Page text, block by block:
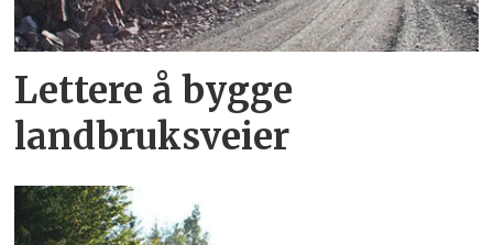
Lettere å bygge
landbruksveier